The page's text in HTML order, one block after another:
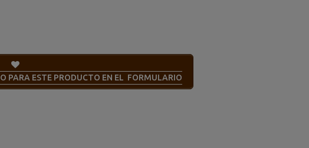
PARA ESTE PRODUCTO EN EL FORMULARIO